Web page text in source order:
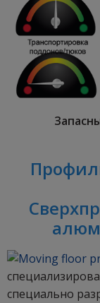
специально